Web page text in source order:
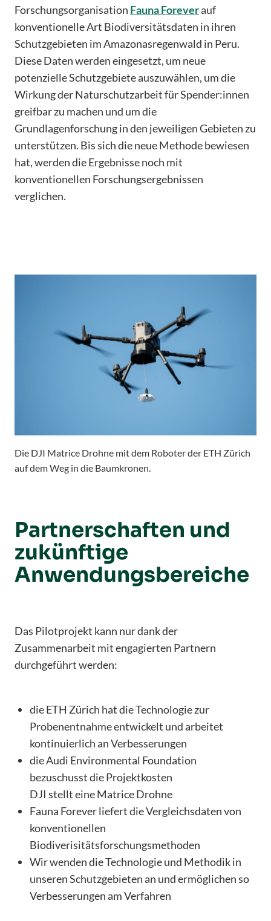
Forschungsorganisation Fauna Foreverauf
konventionelle Art Biodiversitätsdaten in ihren
Schutzgebieten im Amazonasregenwald in Peru.
Diese Daten werden eingesetzt, um neue
potenzielle Schutzgebiete auszuwählen, um die
Wirkung der Naturschutzarbeit für Spender:innen
greifbar zu machen und um die
Grundlagenforschung in den jeweiligen Gebieten zu
unterstützen. Bis sich die neue Methode bewiesen
hat, werden die Ergebnisse noch mit
konventionellen Forschungsergebnissen
verglichen.
Die DJI Matrice Drohne mit dem Roboter der ETH Zürich
auf dem Weg in die Baumkronen.
Partnerschaften und
zukünftige
Anwendungsbereiche
Das Pilotprojekt kann nur dank der
Zusammenarbeit mit engagierten Partnern
durchgeführt werden:
die ETH Zürich hat die Technologie zur
Probenentnahme entwickelt und arbeitet
kontinuierlich an Verbesserungen
die Audi Environmental Foundation
bezuschusst die Projektkosten
DJI stellt eine Matrice Drohne
Fauna Forever liefert die Vergleichsdaten von
konventionellen
Biodiverisitätsforschungsmethoden
Wir wenden die Technologie und Methodik in
unseren Schutzgebieten an und ermöglichen so
Verbesserungen am Verfahren